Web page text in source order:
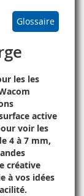
Glossaire
les les
active
voir les
4 à 7 mm,
créative
à vos idées